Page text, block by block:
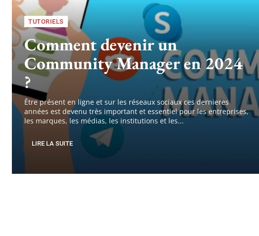
TUTORIELS
Comment devenir un
Community Manager en 2024
?
Être présent en ligne et sur les réseaux sociaux ces dernieres
années est devenu très important et essentiel pour les entreprises,
les marques, les médias, les institutions et les...
LIRE LA SUITE